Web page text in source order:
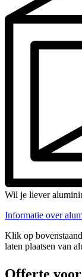
Wil je liever
Informatie over
Klik op
laten plaatsen van